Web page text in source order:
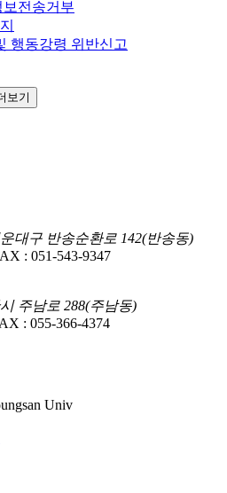
전송거부
행동강령 위반신고
보기
대구 반송순환로 142(반송동)
: 051-543-9347
주남로 288(주남동)
: 055-366-4374
Univ